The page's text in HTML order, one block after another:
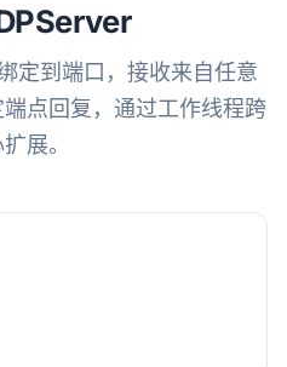
定到端口，接收来自任意
点回复，通过工作线程跨
展。